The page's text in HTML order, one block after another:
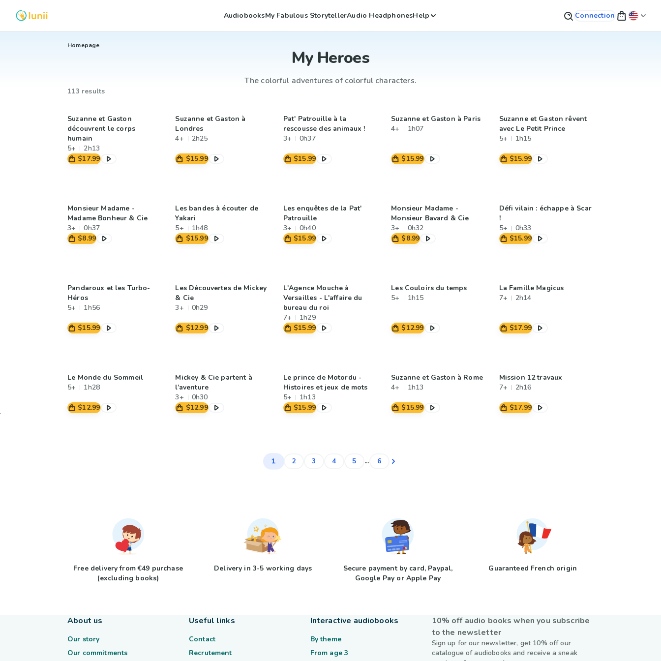
AudiobooksMy Fabulous StorytellerAudio HeadphonesHelp Connection
Homepage
My Heroes
The colorful adventures of colorful characters.
113 results
Suzanne et Gaston
découvrent le corps
humain
5+
2h13
$17.99
Suzanne et Gaston à
Londres
4+
2h25
$15.99
Pat' Patrouille à la
rescousse des animaux !
3+
0h37
$15.99
Suzanne et Gaston à Paris
4+
1h07
$15.99
Suzanne et Gaston rêvent
avec Le Petit Prince
5+
1h15
$15.99
Monsieur Madame -
Madame Bonheur & Cie
3+
0h37
$8.99
Les bandes à écouter de
Yakari
5+
1h48
$15.99
Les enquêtes de la Pat'
Patrouille
3+
0h40
$15.99
Monsieur Madame -
Monsieur Bavard & Cie
3+
0h32
$8.99
Défi vilain : échappe à Scar
!
5+
0h33
$15.99
Pandaroux et les Turbo-
Héros
5+
1h56
$15.99
Les Découvertes de Mickey
& Cie
3+
0h29
$12.99
L'Agence Mouche à
Versailles - L'affaire du
bureau du roi
7+
1h29
$15.99
Les Couloirs du temps
5+
1h15
$12.99
La Famille Magicus
7+
2h14
$17.99
Le Monde du Sommeil
5+
1h28
$12.99
Mickey & Cie partent à
l’aventure
3+
0h30
$12.99
Le prince de Motordu -
Histoires et jeux de mots
5+
1h13
$15.99
Suzanne et Gaston à Rome
4+
1h13
$15.99
Mission 12 travaux
7+
2h16
$17.99
1 2 3 4 5 ... 6
Free delivery from €49 purchase
(excluding books)
Delivery in 3-5 working days
Secure payment by card, Paypal,
Google Pay or Apple Pay
Guaranteed French origin
10% off audio books when you subscribe
to the newsletter
Sign up for our newsletter, get 10% off our
catalogue of audiobooks and receive a sneak
About us
Our story
Our commitments
Useful links
Contact
Recrutement
Interactive audiobooks
By theme
From age 3